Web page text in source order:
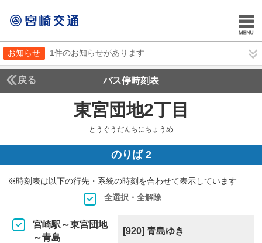
お知らせ 1件のお知らせがあります
戻る バス停時刻表
東宮団地2丁目
とうぐうだんちにちょうめ
のりば 2
※時刻表は以下の行先・系統の時刻を合わせて表示しています
全選択・全解除
宮崎駅～東宮団地
～青島
[920] 青島ゆき